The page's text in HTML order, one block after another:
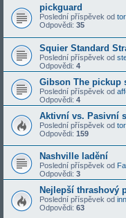
pickguard
Poslední příspěvek od
Odpovědi: 35
Squier Standard
Poslední příspěvek od
Odpovědi: 4
Gibson The pickup
Poslední příspěvek od
Odpovědi: 4
Aktivní vs. Pasivní
Poslední příspěvek od
Odpovědi: 159
Nashville ladění
Poslední příspěvek od
Odpovědi: 3
Nejlepší thrashový
Poslední příspěvek od
Odpovědi: 63